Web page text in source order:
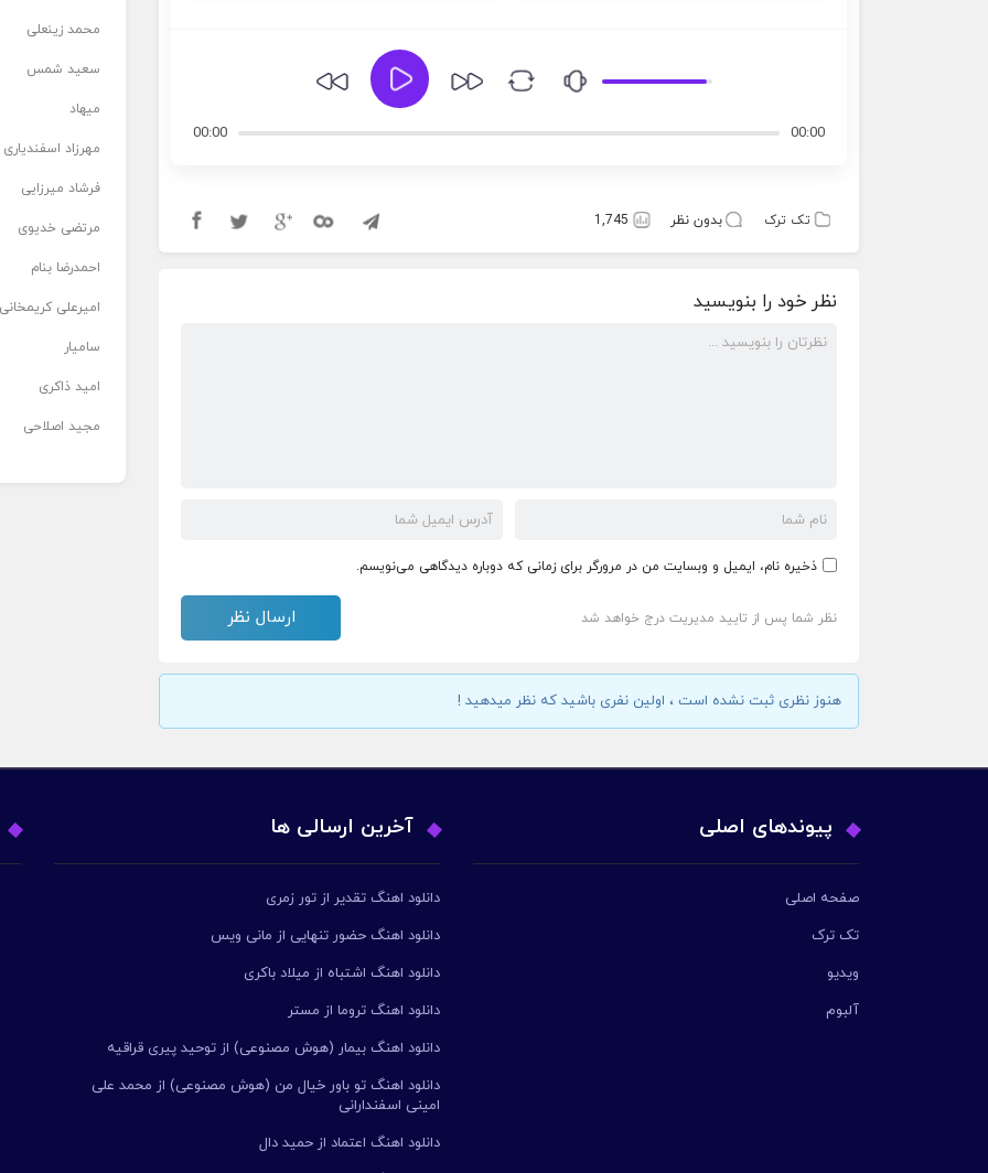
00:00
00:00
تک ترک بدون نظر 1,745
نظر خود را بنویسید
ذخیره نام، ایمیل و وبسایت من در مرورگر برای زمانی که دوباره دیدگاهی می‌نویسم.
نظر شما پس از تایید مدیریت درج خواهد شد
هنوز نظری ثبت نشده است ، اولین نفری باشید که نظر میدهید !
محمد زینعلی
سعید شمس
میهاد
مهرزاد اسفندیاری
فرشاد میرزایی
مرتضی خدیوی
احمدرضا بنام
امیرعلی کریمخانی
سامیار
امید ذاکری
مجید اصلاحی
پیوندهای اصلی
صفحه اصلی
تک ترک
ویدیو
آلبوم
آخرین ارسالی ها
دانلود اهنگ تقدیر از تور زمری
دانلود اهنگ حضور تنهایی از مانی ویس
دانلود اهنگ اشتباه از میلاد باکری
دانلود اهنگ تروما از مستر
دانلود اهنگ بیمار (هوش مصنوعی) از توحید پیری قراقیه
دانلود اهنگ تو باور خیال من (هوش مصنوعی) از محمد علی
امینی اسفندارانی
دانلود اهنگ اعتماد از حمید دال